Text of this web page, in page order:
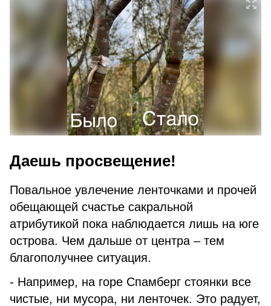
Даешь просвещение!
Повальное увлечение ленточками и прочей
обещающей счастье сакральной
атрибутикой пока наблюдается лишь на юге
острова. Чем дальше от центра – тем
благополучнее ситуация.
- Например, на горе Спамберг стоянки все
чистые, ни мусора, ни ленточек. Это радует,